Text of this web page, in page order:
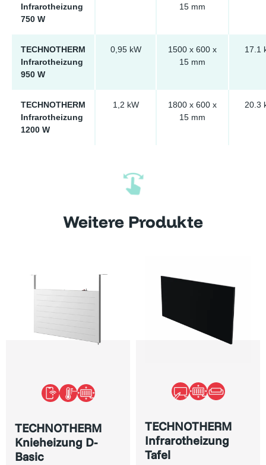
Infrarotheizung
750 W
15 mm
TECHNOTHERM
Infrarotheizung
950 W
0,95 kW
1500 x 600 x
15 mm
17.1
TECHNOTHERM
Infrarotheizung
1200 W
1,2 kW
1800 x 600 x
15 mm
20.3
Weitere Produkte
TECHNOTHERM
Knieheizung D-
Basic
TECHNOTHERM
Infrarotheizung
Tafel